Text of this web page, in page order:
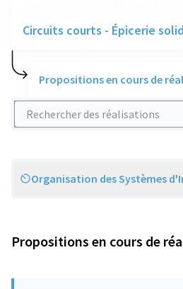
Circuits courts - Épicerie
Propositions en cours de
Rechercher des réalisations
Scope
Organisation des Systèmes
Propositions en cours de